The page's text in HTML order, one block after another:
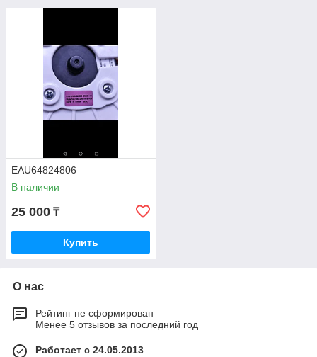
EAU64824806
В наличии
25 000 ₸
Купить
О нас
Рейтинг не сформирован
Менее 5 отзывов за последний год
Работает с 24.05.2013